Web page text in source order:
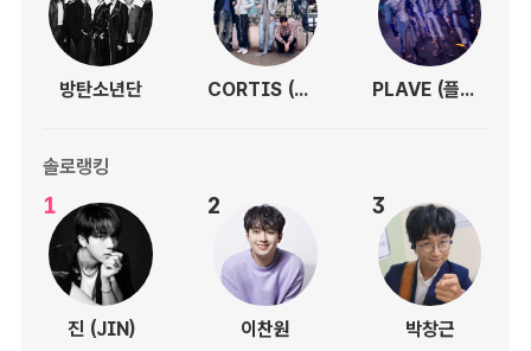
방탄소년단 CORTIS (코르티스) PLAVE (플레이브)
솔로랭킹
1
진 (JIN)
2
이찬원
3
박창근